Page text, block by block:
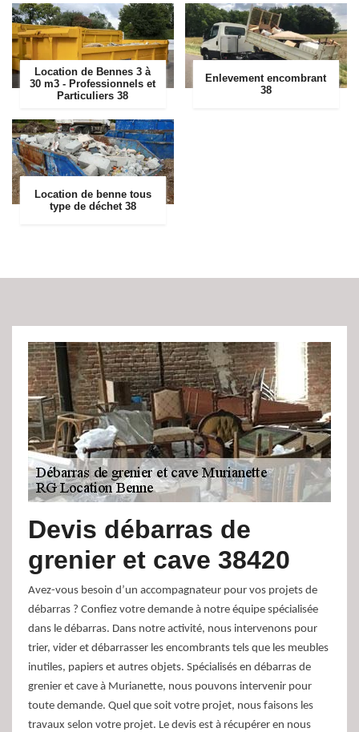
Location de Bennes 3 à
30 m3 - Professionnels et
Particuliers 38
Enlevement encombrant
38
Location de benne tous
type de déchet 38
Devis débarras de
grenier et cave 38420
Avez-vous besoin d’un accompagnateur pour vos projets de
débarras ? Confiez votre demande à notre équipe spécialisée
dans le débarras. Dans notre activité, nous intervenons pour
trier, vider et débarrasser les encombrants tels que les meubles
inutiles, papiers et autres objets. Spécialisés en débarras de
grenier et cave à Murianette, nous pouvons intervenir pour
toute demande. Quel que soit votre projet, nous faisons les
travaux selon votre projet. Le devis est à récupérer en nous